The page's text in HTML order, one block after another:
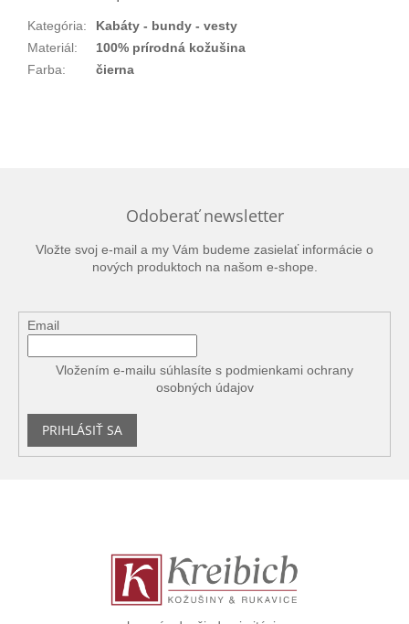
Kategória:
Kabáty - bundy - vesty
Materiál:
100% prírodná kožušina
Farba: čierna
Odoberať newsletter
Vložte svoj e-mail a my Vám budeme zasielať informácie o
nových produktoch na našom e-shope.
Email
Vložením e-mailu súhlasíte s podmienkami ochrany
osobných údajov
PRIHLÁSIŤ SA